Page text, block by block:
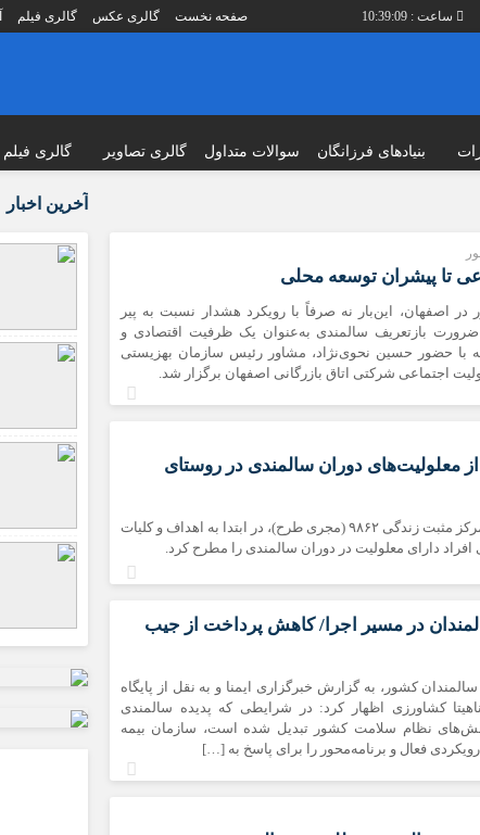
ساعت : 10:39:10 صفحه نخست گالری عکس گالری فیلم
بنیادهای فرزانگان سوالات متداول گالری تصاویر گالری فیلم
اولویت‌های پژوهشی
طرح بنیاد فرزانگان
پرستار سالمند
مطالب آموزش
دانشنامه سالمندی
درباره شورا
نهادهای پوشش دهنده
کمیته های تخصصی
حوزه های عملکردی
دوره های آموزشی
تا پیشران توسعه محلی
اصفهان، این‌بار نه صرفاً با رویکرد هشدار نسبت به پیر
ضرورت بازتعریف سالمندی به‌عنوان یک ظرفیت اقتصادی و
با حضور حسین نحوی‌نژاد، مشاور رئیس سازمان بهزیستی
اجتماعی شرکتی اتاق بازرگانی اصفهان برگزار شد.
معلولیت‌های دوران سالمندی در روستای
مهتاب لطفی، مدرس و مسئول مرکز مثبت زندگی ۹۸۶۲ (مجری طرح)، در ابتدا به اهداف و کلیات
دارای معلولیت در دوران سالمندی را مطرح کرد.
در مسیر اجرا/ کاهش پرداخت از جیب
کشور، به گزارش خبرگزاری ایمنا و به نقل از پایگاه
کشاورزی اظهار کرد: در شرایطی که پدیده سالمندی
نظام سلامت کشور تبدیل شده است، سازمان بیمه
فعال و برنامه‌محور را برای پاسخ به […]
آخرین اخبار